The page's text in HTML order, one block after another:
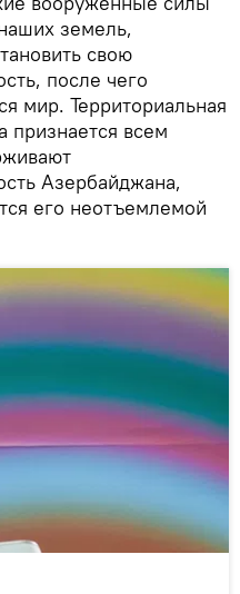
земель,
свою
после чего
мир. Территориальная
признается всем
Азербайджана,
его неотъемлемой